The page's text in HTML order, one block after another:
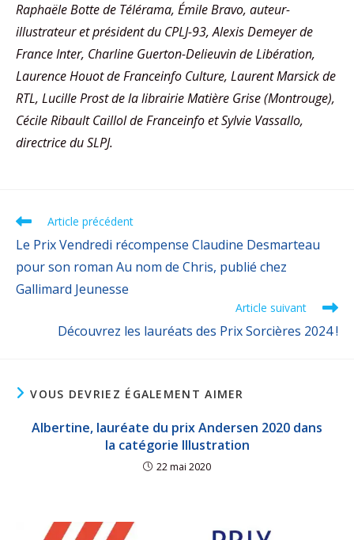
Raphaële Botte de Télérama, Émile Bravo, auteur-
illustrateur et président du CPLJ-93, Alexis Demeyer de
France Inter, Charline Guerton-Delieuvin de Libération,
Laurence Houot de Franceinfo Culture, Laurent Marsick de
RTL, Lucille Prost de la librairie Matière Grise (Montrouge),
Cécile Ribault Caillol de Franceinfo et Sylvie Vassallo,
directrice du SLPJ.
Article précédent
Le Prix Vendredi récompense Claudine Desmarteau
pour son roman Au nom de Chris, publié chez
Gallimard Jeunesse
Article suivant
Découvrez les lauréats des Prix Sorcières 2024 !
VOUS DEVRIEZ ÉGALEMENT AIMER
Albertine, lauréate du prix Andersen 2020 dans
la catégorie Illustration
22 mai 2020